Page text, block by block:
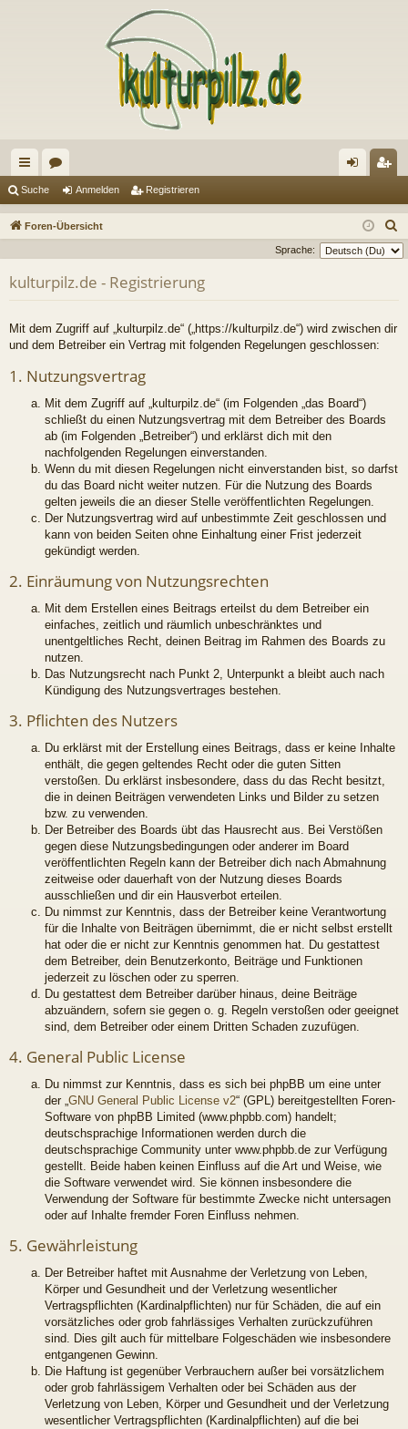
ch
ne
riff
en m
el
n
ist
rie
n
Suche Anmelden Registrieren
Foren-Übersicht
u
Sprache:
kulturpilz.de - Registrierung
Mit dem Zugriff auf „kulturpilz.de“ („https://kulturpilz.de“) wird zwischen dir
und dem Betreiber ein Vertrag mit folgenden Regelungen geschlossen:
1. Nutzungsvertrag
Mit dem Zugriff auf „kulturpilz.de“ (im Folgenden „das Board“)
schließt du einen Nutzungsvertrag mit dem Betreiber des Boards
ab (im Folgenden „Betreiber“) und erklärst dich mit den
nachfolgenden Regelungen einverstanden.
Wenn du mit diesen Regelungen nicht einverstanden bist, so darfst
du das Board nicht weiter nutzen. Für die Nutzung des Boards
gelten jeweils die an dieser Stelle veröffentlichten Regelungen.
Der Nutzungsvertrag wird auf unbestimmte Zeit geschlossen und
kann von beiden Seiten ohne Einhaltung einer Frist jederzeit
gekündigt werden.
2. Einräumung von Nutzungsrechten
Mit dem Erstellen eines Beitrags erteilst du dem Betreiber ein
einfaches, zeitlich und räumlich unbeschränktes und
unentgeltliches Recht, deinen Beitrag im Rahmen des Boards zu
nutzen.
Das Nutzungsrecht nach Punkt 2, Unterpunkt a bleibt auch nach
Kündigung des Nutzungsvertrages bestehen.
3. Pflichten des Nutzers
Du erklärst mit der Erstellung eines Beitrags, dass er keine Inhalte
enthält, die gegen geltendes Recht oder die guten Sitten
verstoßen. Du erklärst insbesondere, dass du das Recht besitzt,
die in deinen Beiträgen verwendeten Links und Bilder zu setzen
bzw. zu verwenden.
Der Betreiber des Boards übt das Hausrecht aus. Bei Verstößen
gegen diese Nutzungsbedingungen oder anderer im Board
veröffentlichten Regeln kann der Betreiber dich nach Abmahnung
zeitweise oder dauerhaft von der Nutzung dieses Boards
ausschließen und dir ein Hausverbot erteilen.
Du nimmst zur Kenntnis, dass der Betreiber keine Verantwortung
für die Inhalte von Beiträgen übernimmt, die er nicht selbst erstellt
hat oder die er nicht zur Kenntnis genommen hat. Du gestattest
dem Betreiber, dein Benutzerkonto, Beiträge und Funktionen
jederzeit zu löschen oder zu sperren.
Du gestattest dem Betreiber darüber hinaus, deine Beiträge
abzuändern, sofern sie gegen o. g. Regeln verstoßen oder geeignet
sind, dem Betreiber oder einem Dritten Schaden zuzufügen.
4. General Public License
Du nimmst zur Kenntnis, dass es sich bei phpBB um eine unter
der „GNU General Public License v2“ (GPL) bereitgestellten Foren-
Software von phpBB Limited (www.phpbb.com) handelt;
deutschsprachige Informationen werden durch die
deutschsprachige Community unter www.phpbb.de zur Verfügung
gestellt. Beide haben keinen Einfluss auf die Art und Weise, wie
die Software verwendet wird. Sie können insbesondere die
Verwendung der Software für bestimmte Zwecke nicht untersagen
oder auf Inhalte fremder Foren Einfluss nehmen.
5. Gewährleistung
Der Betreiber haftet mit Ausnahme der Verletzung von Leben,
Körper und Gesundheit und der Verletzung wesentlicher
Vertragspflichten (Kardinalpflichten) nur für Schäden, die auf ein
vorsätzliches oder grob fahrlässiges Verhalten zurückzuführen
sind. Dies gilt auch für mittelbare Folgeschäden wie insbesondere
entgangenen Gewinn.
Die Haftung ist gegenüber Verbrauchern außer bei vorsätzlichem
oder grob fahrlässigem Verhalten oder bei Schäden aus der
Verletzung von Leben, Körper und Gesundheit und der Verletzung
wesentlicher Vertragspflichten (Kardinalpflichten) auf die bei